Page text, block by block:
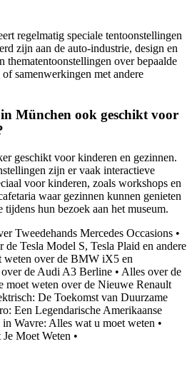
regelmatig speciale tentoonstellingen
zijn aan de auto-industrie, design en
thematentoonstellingen over bepaalde
samenwerkingen met andere
München ook geschikt voor
geschikt voor kinderen en gezinnen.
zijn er vaak interactieve
voor kinderen, zoals workshops en
waar gezinnen kunnen genieten
tijdens hun bezoek aan het museum.
Tweedehands Mercedes Occasions •
Tesla Model S, Tesla Plaid en andere
weten over de BMW iX5 en
de Audi A3 Berline • Alles over de
moet weten over de Nieuwe Renault
De Toekomst van Duurzame
Een Legendarische Amerikaanse
Wavre: Alles wat u moet weten •
Moet Weten •